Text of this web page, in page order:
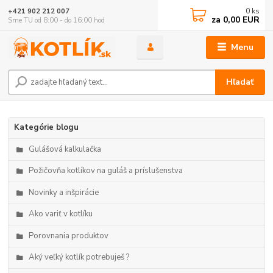
Menu
Hľadať
+421 902 212 007
Sme TU od 8:00 - do 16:00 hod
0 ks
za 0,00 EUR
Kategórie blogu
Gulášová kalkulačka
Požičovňa kotlíkov na guláš a príslušenstva
Novinky a inšpirácie
Ako variť v kotlíku
Porovnania produktov
Aký veľký kotlík potrebuješ ?